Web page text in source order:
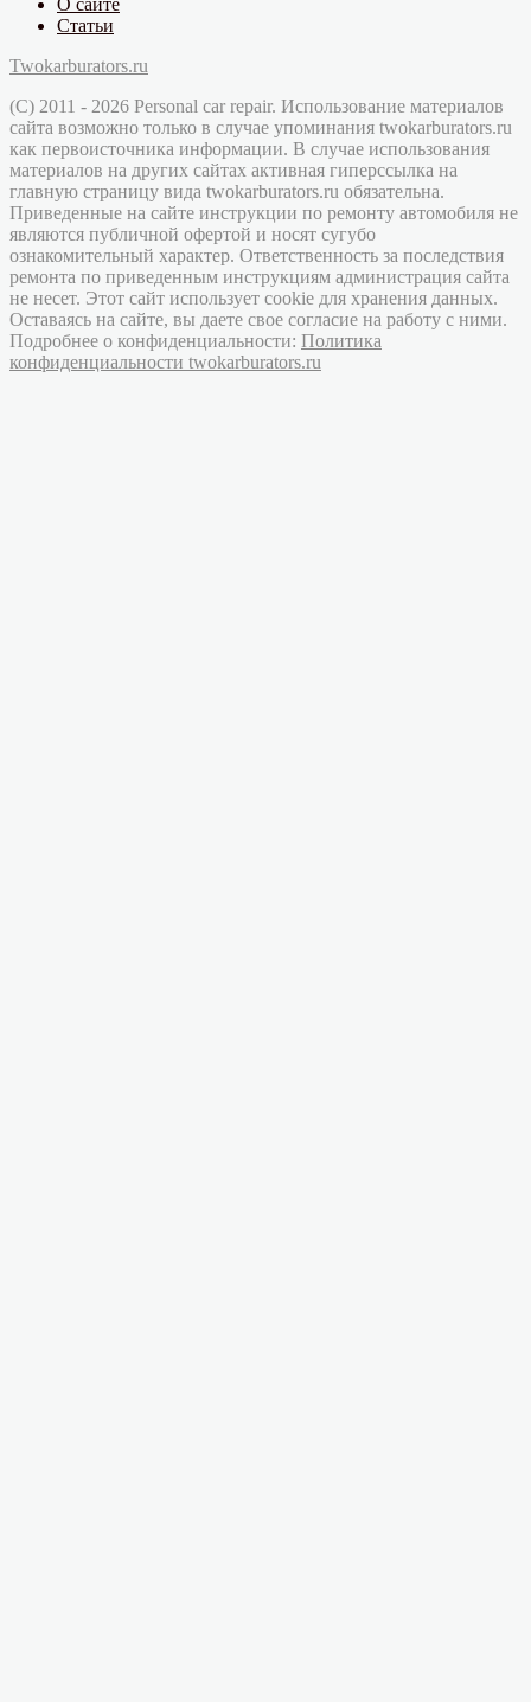
О сайте
Статьи
Twokarburators.ru
(C) 2011 - 2026 Personal car repair. Использование материалов
сайта возможно только в случае упоминания twokarburators.ru
как первоисточника информации. В случае использования
материалов на других сайтах активная гиперссылка на
главную страницу вида twokarburators.ru обязательна.
Приведенные на сайте инструкции по ремонту автомобиля не
являются публичной офертой и носят сугубо
ознакомительный характер. Ответственность за последствия
ремонта по приведенным инструкциям администрация сайта
не несет. Этот сайт использует cookie для хранения данных.
Оставаясь на сайте, вы даете свое согласие на работу с ними.
Подробнее о конфиденциальности: Политика
конфиденциальности twokarburators.ru